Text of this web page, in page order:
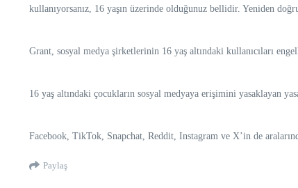
kullanıyorsanız, 16 yaşın üzerinde olduğunuz bellidir. Yeniden
Grant, sosyal medya şirketlerinin 16 yaş altındaki kullanıcıları
16 yaş altındaki çocukların sosyal medyaya erişimini yasaklayan
Facebook, TikTok, Snapchat, Reddit, Instagram ve X’in de
Paylaş